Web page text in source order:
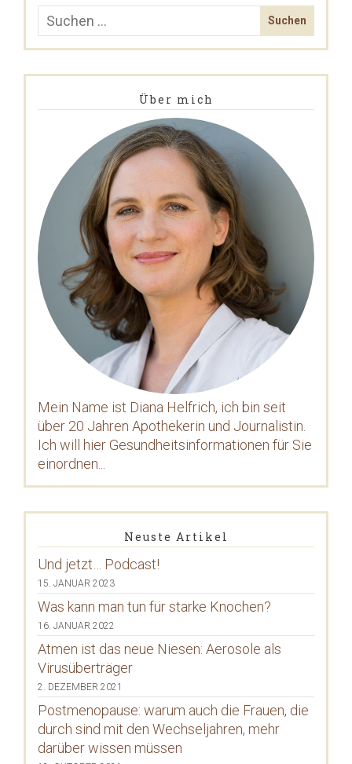
Über mich
Mein Name ist Diana Helfrich, ich bin seit
über 20 Jahren Apothekerin und Journalistin.
Ich will hier Gesundheitsinformationen für Sie
einordnen...
Neuste Artikel
Und jetzt… Podcast!
15. JANUAR 2023
Was kann man tun für starke Knochen?
16. JANUAR 2022
Atmen ist das neue Niesen: Aerosole als
Virusüberträger
2. DEZEMBER 2021
Postmenopause: warum auch die Frauen, die
durch sind mit den Wechseljahren, mehr
darüber wissen müssen